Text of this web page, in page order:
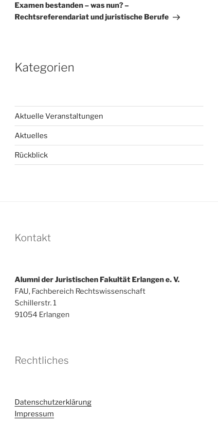
Beitrag
Examen bestanden – was nun? –
Rechtsreferendariat und juristische Berufe
Kategorien
Aktuelle Veranstaltungen
Aktuelles
Rückblick
Kontakt
Alumni der Juristischen Fakultät Erlangen e. V.
FAU, Fachbereich Rechtswissenschaft
Schillerstr. 1
91054 Erlangen
Rechtliches
Datenschutzerklärung
Impressum